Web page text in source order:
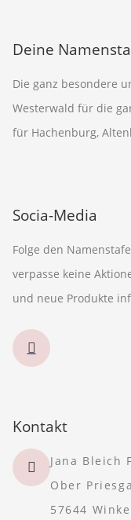
Deine
Die ganz besondere
Westerwald für die
für Hachenburg,
Socia-Media
Folge den
verpasse keine
und neue Produkte
Kontakt
Jana Bleich
Ober
57644